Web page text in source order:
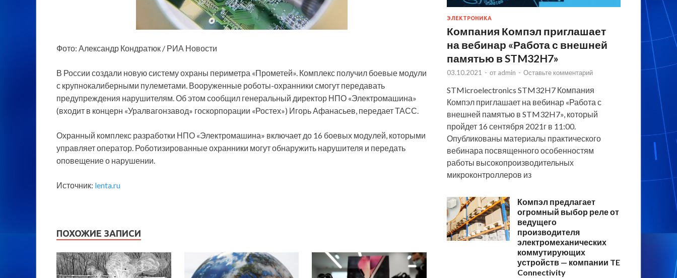
Фото: Александр Кондратюк / РИА Новости
В России создали новую систему охраны периметра «Прометей». Комплекс получил боевые модули
с крупнокалиберными пулеметами. Вооруженные роботы-охранники смогут передавать
предупреждения нарушителям. Об этом сообщил генеральный директор НПО «Электромашина»
(входит в концерн «Уралвагонзавод» госкорпорации «Ростех») Игорь Афанасьев, передает ТАСС.
Охранный комплекс разработки НПО «Электромашина» включает до 16 боевых модулей, которыми
управляет оператор. Роботизированные охранники могут обнаружить нарушителя и передать
оповещение о нарушении.
Источник: lenta.ru
ПОХОЖИЕ ЗАПИСИ
ЭЛЕКТРОНИКА
Компания Компэл приглашает
на вебинар «Работа с внешней
памятью в STM32H7»
03.10.2021 - от admin - Оставьте комментарий
STMicroelectronics STM32H7 Компания
Компэл приглашает на вебинар «Работа с
внешней памятью в STM32H7», который
пройдет 16 сентября 2021г в 11:00.
Опубликованы материалы практического
вебинара посвященного особенностям
работы высокопроизводительных
микроконтроллеров из
Компэл предлагает
огромный выбор реле от
ведущего
производителя
электромеханических
коммутирующих
устройств — компании TE
Connectivity